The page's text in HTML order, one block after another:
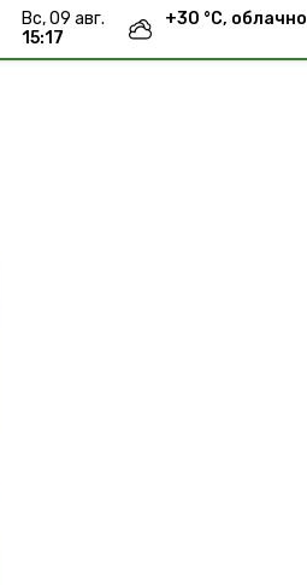
вс, 09 авг.
15:17
+30 °С, облачно